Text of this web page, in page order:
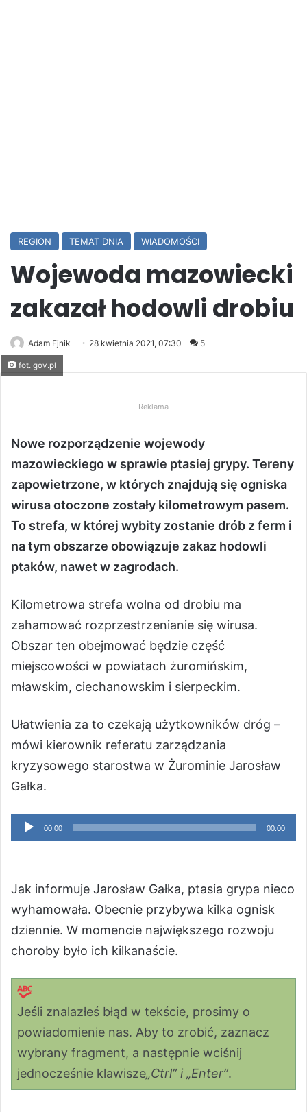
REGION TEMAT DNIA WIADOMOŚCI
Wojewoda mazowiecki
zakazał hodowli drobiu
Adam Ejnik 28 kwietnia 2021, 07:30 5
fot. gov.pl
Reklama
Nowe rozporządzenie wojewody
mazowieckiego w sprawie ptasiej grypy. Tereny
zapowietrzone, w których znajdują się ogniska
wirusa otoczone zostały kilometrowym pasem.
To strefa, w której wybity zostanie drób z ferm i
na tym obszarze obowiązuje zakaz hodowli
ptaków, nawet w zagrodach.
Kilometrowa strefa wolna od drobiu ma
zahamować rozprzestrzenianie się wirusa.
Obszar ten obejmować będzie część
miejscowości w powiatach żuromińskim,
mławskim, ciechanowskim i sierpeckim.
Ułatwienia za to czekają użytkowników dróg –
mówi kierownik referatu zarządzania
kryzysowego starostwa w Żurominie Jarosław
Gałka.
Odtwarzacz
plików
00:00 00:00
Jak informuje Jarosław Gałka, ptasia grypa nieco
wyhamowała. Obecnie przybywa kilka ognisk
dziennie. W momencie największego rozwoju
choroby było ich kilkanaście.
Jeśli znalazłeś błąd w tekście, prosimy o
powiadomienie nas. Aby to zrobić, zaznacz
wybrany fragment, a następnie wciśnij
jednocześnie klawisze„Ctrl” i „Enter”.